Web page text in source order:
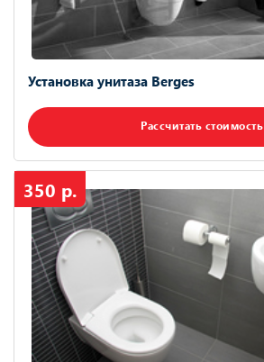
Установка унитаза Berges
Рассчитать стоимость
350 р.